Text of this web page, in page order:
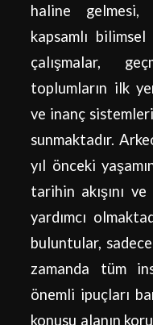
haline
kapsamlı
çalışmalar,
toplumların ilk
ve inanç
sunmaktadır.
yıl önceki
tarihin akışını
yardımcı
buluntular,
zamanda tüm
önemli ipuçları
konusu alanın